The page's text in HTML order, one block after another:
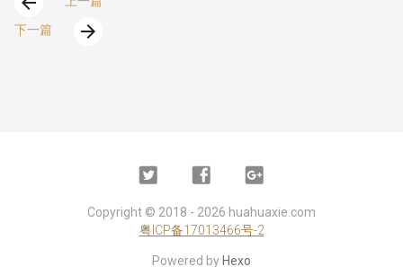
下一篇
arrow_forward
Twitter FacebookGoogle
Copyright © 2018 - 2026 huahuaxie.com
粤ICP备17013466号-2
Powered by Hexo